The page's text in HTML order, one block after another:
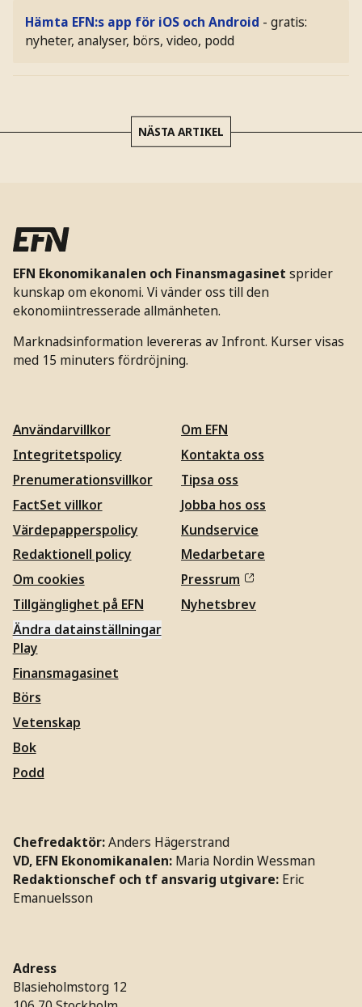
Hämta EFN:s app för iOS och Android - gratis:
nyheter, analyser, börs, video, podd
NÄSTA ARTIKEL
EFN Ekonomikanalen och Finansmagasinet sprider
kunskap om ekonomi. Vi vänder oss till den
ekonomiintresserade allmänheten.
Marknadsinformation levereras av Infront. Kurser visas
med 15 minuters fördröjning.
Användarvillkor
Integritetspolicy
Prenumerationsvillkor
FactSet villkor
Värdepapperspolicy
Redaktionell policy
Om cookies
Tillgänglighet på EFN
Ändra datainställningar
Om EFN
Kontakta oss
Tipsa oss
Jobba hos oss
Kundservice
Medarbetare
Pressrum
Nyhetsbrev
Play
Finansmagasinet
Börs
Vetenskap
Bok
Podd
Chefredaktör:Anders Hägerstrand
VD, EFN Ekonomikanalen: Maria Nordin Wessman
Redaktionschef och tf ansvarig utgivare: Eric
Emanuelsson
Adress
Blasieholmstorg 12